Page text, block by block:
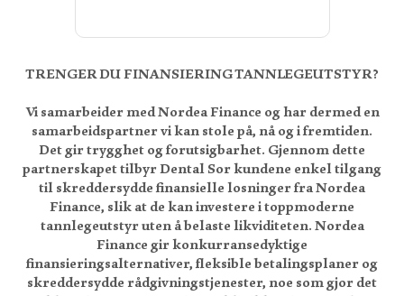
TRENGER DU FINANSIERING TANNLEGEUTSTYR?
Vi samarbeider med Nordea Finance og har dermed en
samarbeidspartner vi kan stole på, nå og i fremtiden.
Det gir trygghet og forutsigbarhet. Gjennom dette
partnerskapet tilbyr Dental Sor kundene enkel tilgang
til skreddersydde finansielle losninger fra Nordea
Finance, slik at de kan investere i toppmoderne
tannlegeutstyr uten å belaste likviditeten. Nordea
Finance gir konkurransedyktige
finansieringsalternativer, fleksible betalingsplaner og
skreddersydde rådgivningstjenester, noe som gjor det